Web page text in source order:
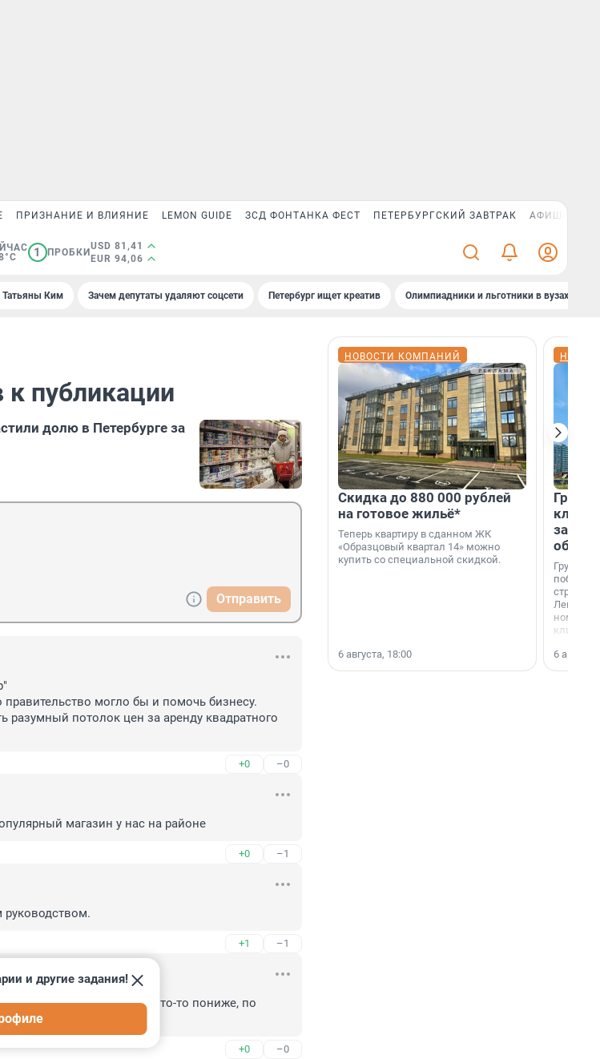
ПРИЗНАНИЕ И ВЛИЯНИЕ LEMON GUIDE ЗСД ФОНТАНКА ФЕСТ ПЕТЕРБУРГСКИЙ ЗАВТРАК АФИША PLUS
1 ПРОБКИ
USD 81,41
EUR 94,06
Татьяны Ким Зачем депутаты удаляют соцсети Петербург ищет креатив Олимпиадники и льготники в вузах СПб
публикации
долю в Петербурге за
Отправить
могло бы и помочь бизнесу.
разумный потолок цен за аренду квадратного
+0 –0
магазин у нас на районе
+0 –1
руководством.
+1 –1
по стране, цены на что-то пониже, по
+0 –0
и другие задания!
НОВОСТИ КОМПАНИЙ
Скидка до 880 000 рублей
на готовое жильё*
Теперь квартиру в сданном ЖК
«Образцовый квартал 14» можно
купить со специальной скидкой.
6 августа, 18:00
Группа
области».
6